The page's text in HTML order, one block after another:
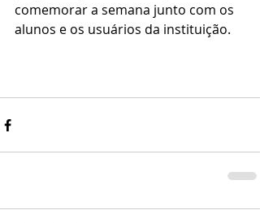
comemorar a semana junto com os
alunos e os usuários da instituição.